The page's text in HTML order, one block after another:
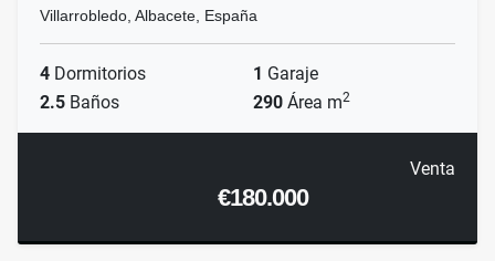
Villarrobledo, Albacete, España
4 Dormitorios 1 Garaje
2.5 Baños 290 Área m2
Venta
€180.000